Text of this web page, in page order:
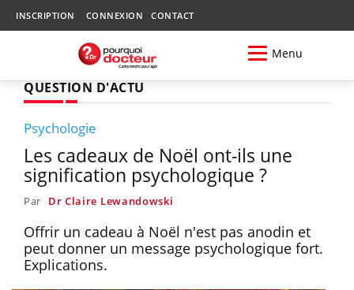
INSCRIPTION CONNEXION CONTACT
Menu
QUESTION D'ACTU
Psychologie
Les cadeaux de Noël ont-ils une
signification psychologique ?
Par Dr Claire Lewandowski
Offrir un cadeau à Noël n'est pas anodin et
peut donner un message psychologique fort.
Explications.